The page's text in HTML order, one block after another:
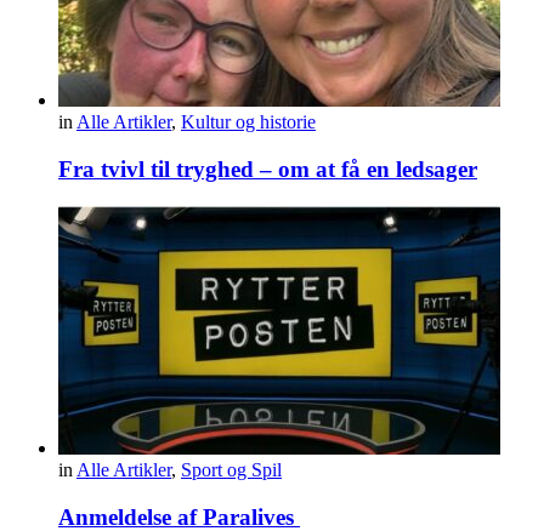
inAlle Artikler, Kultur og historie
Fra tvivl til tryghed – om at få en ledsager
in Alle Artikler, Sport og Spil
Anmeldelse af Paralives